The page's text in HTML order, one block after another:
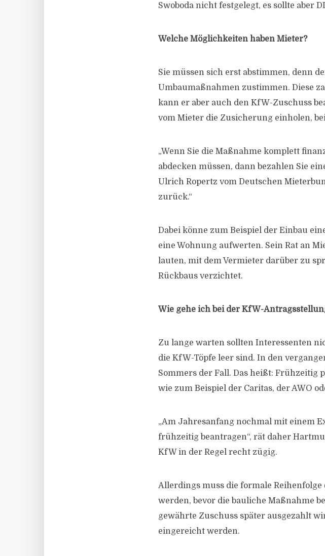
Swoboda nicht festgelegt, es sollte aber
Welche Möglichkeiten haben Mieter?
Sie müssen sich erst abstimmen, denn
Umbaumaßnahmen zustimmen. Diese
kann er aber auch den KfW-Zuschuss
vom Mieter die Zusicherung einholen,
„Wenn Sie die Maßnahme komplett
abdecken müssen, dann bezahlen Sie
Ulrich Ropertz vom Deutschen
zurück.“
Dabei könne zum Beispiel der Einbau
eine Wohnung aufwerten. Sein Rat an
lauten, mit dem Vermieter darüber zu
Rückbaus verzichtet.
Wie gehe ich bei der KfW-
Zu lange warten sollten Interessenten
die KfW-Töpfe leer sind. In den
Sommers der Fall. Das heißt: Frühzeitig
wie zum Beispiel der Caritas, der AWO
„Am Jahresanfang nochmal mit einem
frühzeitig beantragen“, rät daher
KfW in der Regel recht zügig.
Allerdings muss die formale
werden, bevor die bauliche Maßnahme
gewährte Zuschuss später ausgezahlt
eingereicht werden.